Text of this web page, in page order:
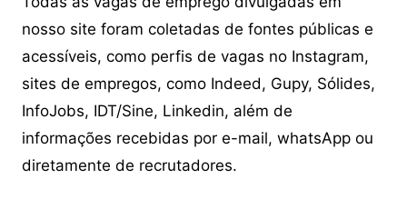
nosso site foram coletadas de fontes públicas e
acessíveis, como perfis de vagas no Instagram,
sites de empregos, como Indeed, Gupy, Sólides,
InfoJobs, IDT/Sine, Linkedin, além de
informações recebidas por e-mail, whatsApp ou
diretamente de recrutadores.